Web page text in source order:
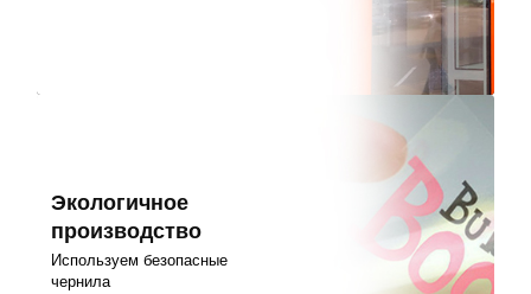
Экологичное
производство
Используем безопасные
чернила